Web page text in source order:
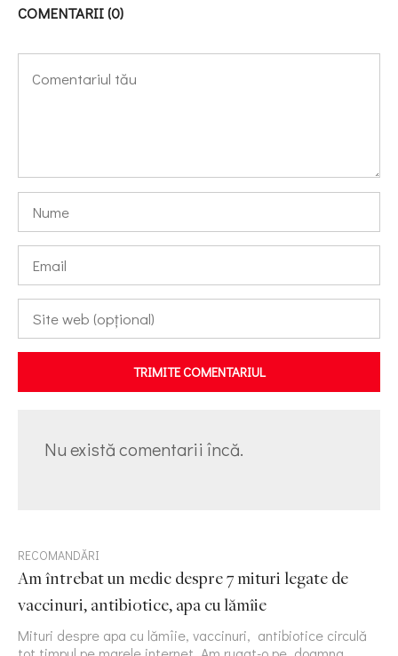
COMENTARII (0)
TRIMITE COMENTARIUL
Nu există comentarii încă.
RECOMANDĂRI
Am întrebat un medic despre 7 mituri legate de
vaccinuri, antibiotice, apa cu lămîie
Mituri despre apa cu lămîie, vaccinuri, antibiotice circulă